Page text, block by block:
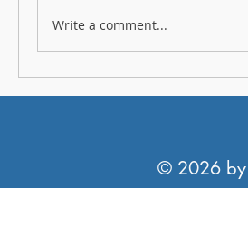
Write a comment...
© 2026 by